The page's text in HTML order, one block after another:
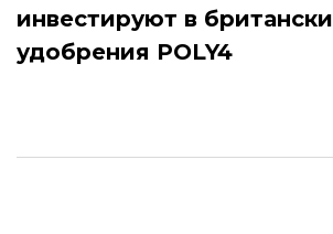
инвестируют в
удобрения POLY4